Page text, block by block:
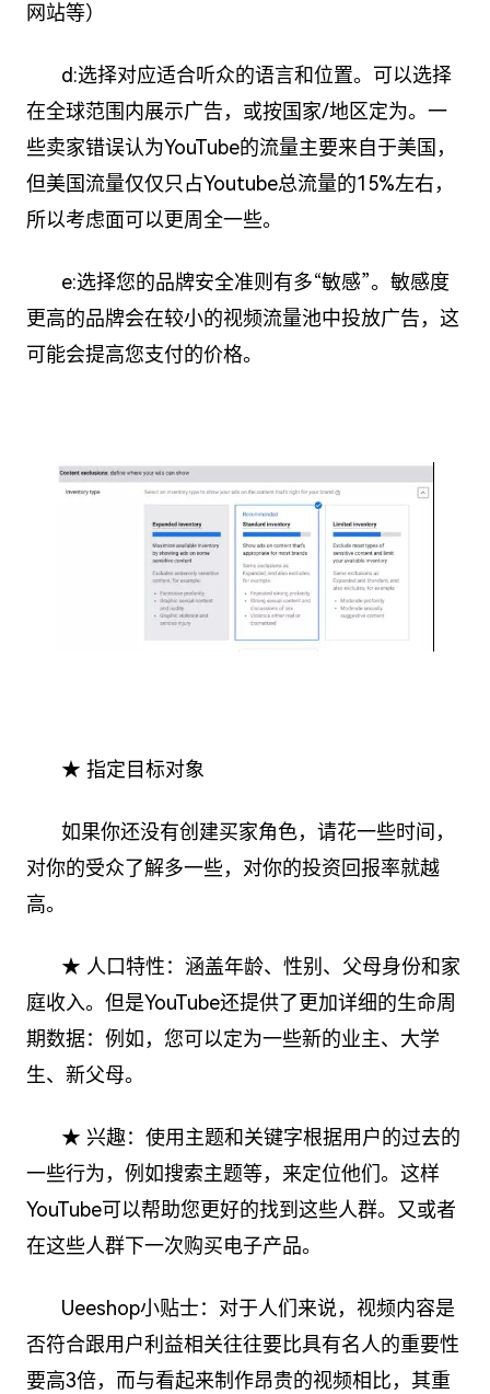
网站等）
d:选择对应适合听众的语言和位置。可以选择
在全球范围内展示广告，或按国家/地区定为。一
些卖家错误认为YouTube的流量主要来自于美国，
但美国流量仅仅只占Youtube总流量的15%左右，
所以考虑面可以更周全一些。
e:选择您的品牌安全准则有多“敏感”。敏感度
更高的品牌会在较小的视频流量池中投放广告，这
可能会提高您支付的价格。
★ 指定目标对象
如果你还没有创建买家角色，请花一些时间，
对你的受众了解多一些，对你的投资回报率就越
高。
★ 人口特性：涵盖年龄、性别、父母身份和家
庭收入。但是YouTube还提供了更加详细的生命周
期数据：例如，您可以定为一些新的业主、大学
生、新父母。
★ 兴趣：使用主题和关键字根据用户的过去的
一些行为，例如搜索主题等，来定位他们。这样
YouTube可以帮助您更好的找到这些人群。又或者
在这些人群下一次购买电子产品。
Ueeshop小贴士：对于人们来说，视频内容是
否符合跟用户利益相关往往要比具有名人的重要性
要高3倍，而与看起来制作昂贵的视频相比，其重